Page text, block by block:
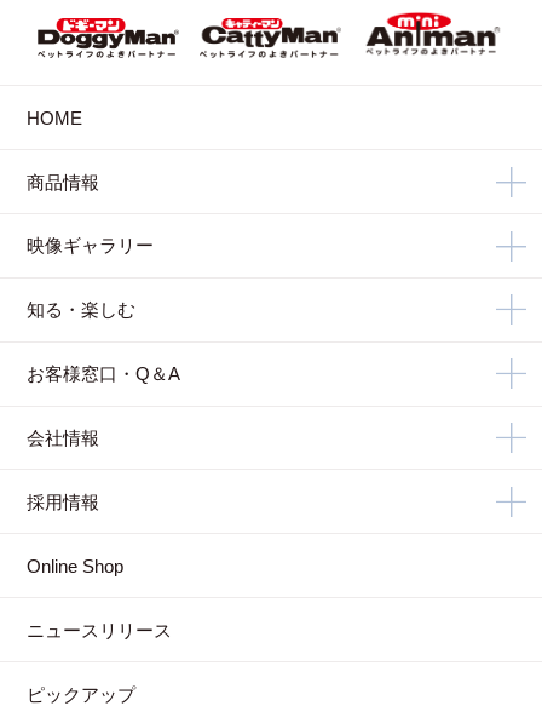
HOME
商品情報
映像ギャラリー
知る・楽しむ
お客様窓口・Q＆A
会社情報
採用情報
Online Shop
ニュースリリース
ピックアップ